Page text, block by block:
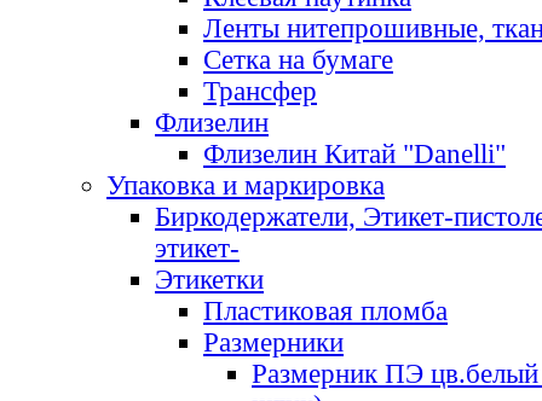
Ленты нитепрошивные,
Сетка на бумаге
Трансфер
Флизелин
Флизелин Китай "Danelli"
Упаковка и маркировка
Биркодержатели, Этикет-
этикет-
Этикетки
Пластиковая пломба
Размерники
Размерник ПЭ цв.белый